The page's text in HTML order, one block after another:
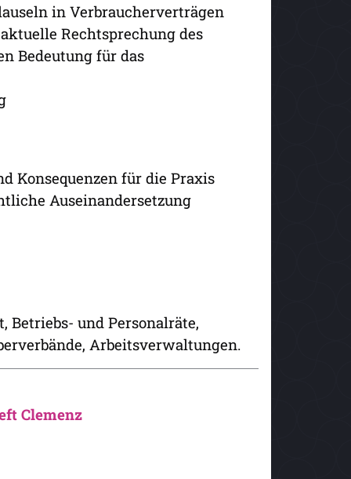
in Verbraucherverträgen
Rechtsprechung des
Bedeutung für das
Konsequenzen für die Praxis
Auseinandersetzung
Betriebs- und Personalräte,
Arbeitsverwaltungen.
Clemenz